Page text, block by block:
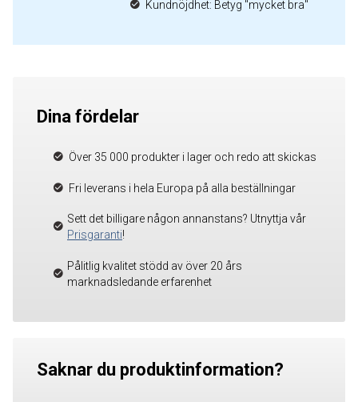
Kundnöjdhet: Betyg "mycket bra"
Dina fördelar
Över 35 000 produkter i lager och redo att skickas
Fri leverans i hela Europa på alla beställningar
Sett det billigare någon annanstans? Utnyttja vår
Prisgaranti!
Pålitlig kvalitet stödd av över 20 års
marknadsledande erfarenhet
Saknar du produktinformation?